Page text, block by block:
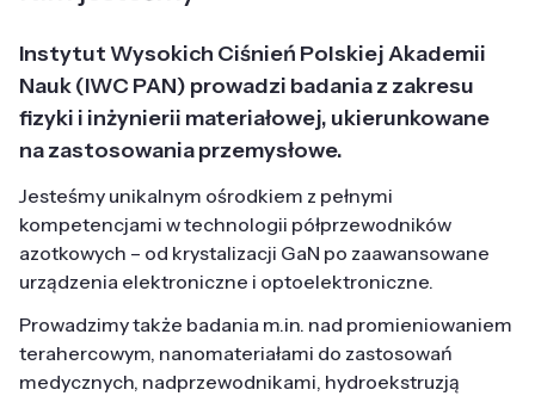
Instytut Wysokich Ciśnień Polskiej Akademii
Nauk (IWC PAN) prowadzi badania z zakresu
fizyki i inżynierii materiałowej, ukierunkowane
na zastosowania przemysłowe.
Jesteśmy unikalnym ośrodkiem z pełnymi
kompetencjami w technologii półprzewodników
azotkowych – od krystalizacji GaN po zaawansowane
urządzenia elektroniczne i optoelektroniczne.
Prowadzimy także badania m.in. nad promieniowaniem
terahercowym, nanomateriałami do zastosowań
medycznych, nadprzewodnikami, hydroekstruzją